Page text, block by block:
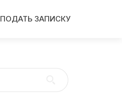
ПОДАТЬ ЗАПИСКУ